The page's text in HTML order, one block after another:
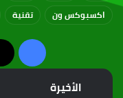
اكسبوكس ون
تقنية
الأخيرة